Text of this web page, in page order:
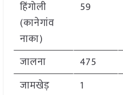
हिंगोली
(कानेगांव
नाका)
59
जालना 475
जामखेड़
1